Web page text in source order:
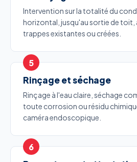
Intervention sur la totalité du
horizontal, jusqu'au sortie de toit,
trappes existantes ou créées.
Rinçage et séchage
Rinçage à l'eau claire, séchage
toute corrosion ou résidu
caméra endoscopique.